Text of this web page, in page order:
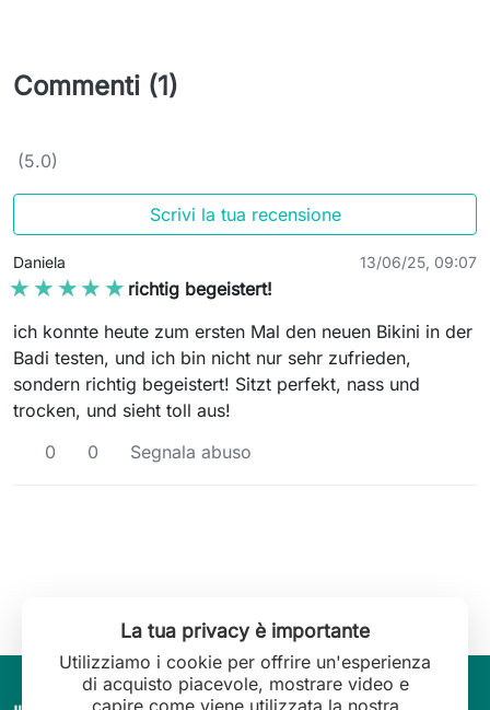
Commenti (1)
(5.0)
Scrivi la tua recensione
Daniela 13/06/25, 09:07
★★★★★
★★★★★ richtig begeistert!
ich konnte heute zum ersten Mal den neuen Bikini in der
Badi testen, und ich bin nicht nur sehr zufrieden,
sondern richtig begeistert! Sitzt perfekt, nass und
trocken, und sieht toll aus!
0
0 Segnala abuso
La tua privacy è importante
Utilizziamo i cookie per offrire un'esperienza
di acquisto piacevole, mostrare video e
capire come viene utilizzata la nostra